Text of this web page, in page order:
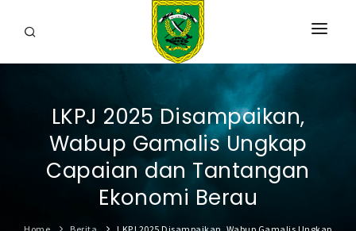
PROFIL
INFORMASI
LAYANAN
SARANA & PRASARANA
LKPJ 2025 Disampaikan,
Wabup Gamalis Ungkap
Capaian dan Tantangan
Ekonomi Berau